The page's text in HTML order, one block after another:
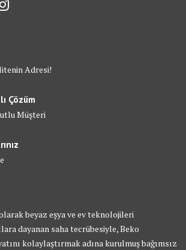
Adresi!
Çözüm
Müşteri
beyaz eşya ve ev teknolojileri
dayanan saha tecrübesiyle, Beko
kolaylaştırmak adına kurulmuş bağımsız